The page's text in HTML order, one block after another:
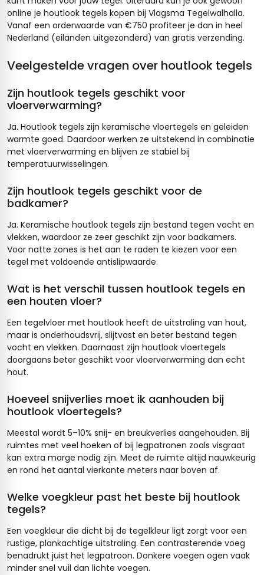
online je houtlook tegels kopen bij Vlagsma Tegelwalhalla.
Vanaf een orderwaarde van €750 profiteer je dan in heel
Nederland (eilanden uitgezonderd) van gratis verzending.
Veelgestelde vragen over houtlook tegels
Zijn houtlook tegels geschikt voor
vloerverwarming?
Ja. Houtlook tegels zijn keramische vloertegels en geleiden
warmte goed. Daardoor werken ze uitstekend in combinatie
met vloerverwarming en blijven ze stabiel bij
temperatuurwisselingen.
Zijn houtlook tegels geschikt voor de
badkamer?
Ja. Keramische houtlook tegels zijn bestand tegen vocht en
vlekken, waardoor ze zeer geschikt zijn voor badkamers.
Voor natte zones is het aan te raden te kiezen voor een
tegel met voldoende antislipwaarde.
Wat is het verschil tussen houtlook tegels en
een houten vloer?
Een tegelvloer met houtlook heeft de uitstraling van hout,
maar is onderhoudsvrij, slijtvast en beter bestand tegen
vocht en vlekken. Daarnaast zijn houtlook vloertegels
doorgaans beter geschikt voor vloerverwarming dan echt
hout.
Hoeveel snijverlies moet ik aanhouden bij
houtlook vloertegels?
Meestal wordt 5–10% snij- en breukverlies aangehouden. Bij
ruimtes met veel hoeken of bij legpatronen zoals visgraat
kan extra marge nodig zijn. Meet de ruimte altijd nauwkeurig
en rond het aantal vierkante meters naar boven af.
Welke voegkleur past het beste bij houtlook
tegels?
Een voegkleur die dicht bij de tegelkleur ligt zorgt voor een
rustige, plankachtige uitstraling. Een contrasterende voeg
benadrukt juist het legpatroon. Donkere voegen ogen vaak
minder snel vuil dan lichte voegen.